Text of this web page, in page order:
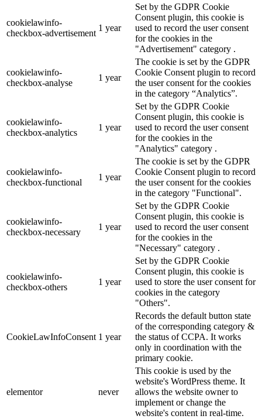
cookielawinfo-
checkbox-advertisement
1 year
Set by the GDPR Cookie
Consent plugin, this cookie is
used to record the user consent
for the cookies in the
"Advertisement" category .
cookielawinfo-
checkbox-analyse
1 year
The cookie is set by the GDPR
Cookie Consent plugin to record
the user consent for the cookies
in the category “Analytics”.
cookielawinfo-
checkbox-analytics
1 year
Set by the GDPR Cookie
Consent plugin, this cookie is
used to record the user consent
for the cookies in the
"Analytics" category .
cookielawinfo-
checkbox-functional
1 year
The cookie is set by the GDPR
Cookie Consent plugin to record
the user consent for the cookies
in the category "Functional".
cookielawinfo-
checkbox-necessary
1 year
Set by the GDPR Cookie
Consent plugin, this cookie is
used to record the user consent
for the cookies in the
"Necessary" category .
cookielawinfo-
checkbox-others
1 year
Set by the GDPR Cookie
Consent plugin, this cookie is
used to store the user consent for
cookies in the category
"Others".
CookieLawInfoConsent 1 year
Records the default button state
of the corresponding category &
the status of CCPA. It works
only in coordination with the
primary cookie.
elementor never
This cookie is used by the
website's WordPress theme. It
allows the website owner to
implement or change the
website's content in real-time.